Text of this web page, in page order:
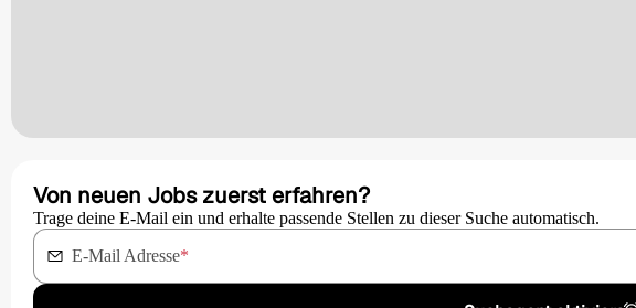
Von neuen Jobs zuerst erfahren?
Trage deine E-Mail ein und erhalte passende Stellen zu dieser Suche automatisch.
E-Mail Adresse*